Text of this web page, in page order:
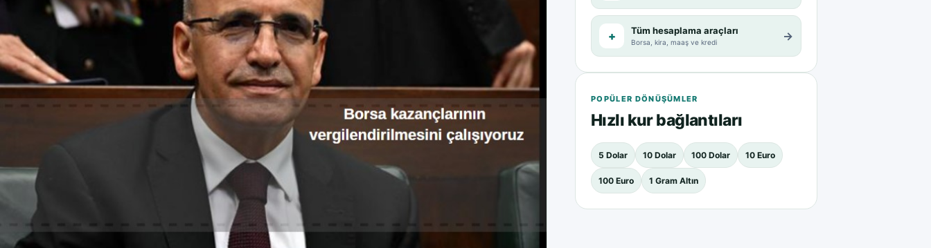
+ Tüm hesaplama araçları
Borsa, kira, maaş ve kredi →
POPÜLER DÖNÜŞÜMLER
Hızlı kur bağlantıları
5 Dolar 10 Dolar 100 Dolar 10 Euro
100 Euro 1 Gram Altın